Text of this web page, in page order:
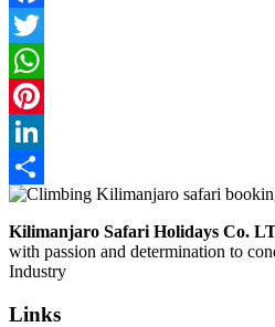
Facebook
Twitter
WhatsApp
Pinterest
LinkedIn
Share
Kilimanjaro Safari Holidays Co.
with passion and determination to
Industry
Links